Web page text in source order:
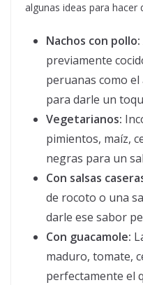
algunas ideas para hacer
Nachos con pollo:
previamente
peruanas como
para darle un
Vegetarianos:
pimientos, maíz,
negras para un
Con salsas
de rocoto o una
darle ese sabor
Con guacamole:
maduro, tomate,
perfectamente el